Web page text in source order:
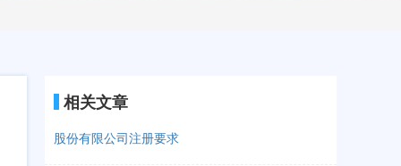
相关文章
股份有限公司注册要求